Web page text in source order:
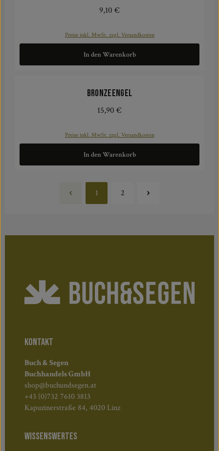
Regulärer Preis:
9,10 €
Preise inkl. MwSt. zzgl. Versandkosten
In den Warenkorb
Bronzeengel
Regulärer Preis:
15,90 €
Preise inkl. MwSt. zzgl. Versandkosten
In den Warenkorb
Seite
1 Seite
2
KONTAKT
Buch & Segen
Buchhandels GmbH
shop@buchundsegen.at
+43 (0)732 7610 3813
Kapuzinerstraße 84, 4020 Linz
WISSENSWERTES